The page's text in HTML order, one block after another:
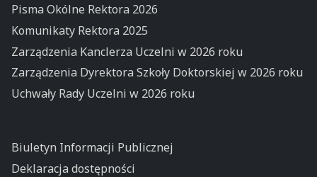
Pisma Okólne Rektora 2026
Komunikaty Rektora 2025
Zarządzenia Kanclerza Uczelni w 2026 roku
Zarządzenia Dyrektora Szkoły Doktorskiej w 2026 roku
Uchwały Rady Uczelni w 2026 roku
Biuletyn Informacji Publicznej
Deklaracja dostępności